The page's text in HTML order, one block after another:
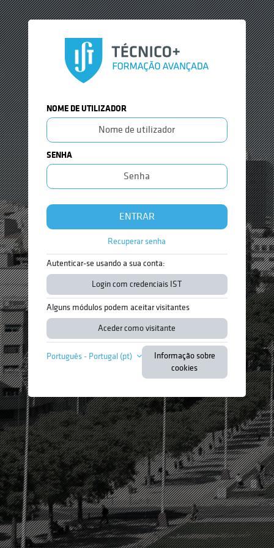
Ir para o conteúdo principal
NOME DE UTILIZADOR
SENHA
ENTRAR
Recuperar senha
Autenticar-se usando a sua conta:
Login com credenciais IST
Alguns módulos podem aceitar visitantes
Aceder como visitante
Português - Portugal ‎(pt)‎
Informação sobre
cookies